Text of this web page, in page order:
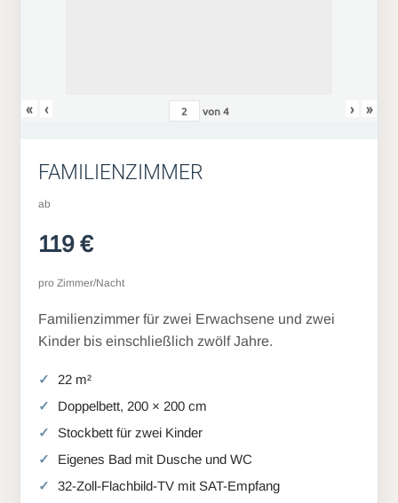
« ‹ von4 › »
FAMILIENZIMMER
ab
119 €
pro Zimmer/Nacht
Familienzimmer für zwei Erwachsene und zwei
Kinder bis einschließlich zwölf Jahre.
22 m²
Doppelbett, 200 × 200 cm
Stockbett für zwei Kinder
Eigenes Bad mit Dusche und WC
32-Zoll-Flachbild-TV mit SAT-Empfang